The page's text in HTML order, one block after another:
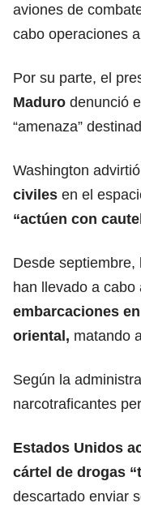
aviones de
cabo operaciones
Por su parte, el
Maduro denunció
“amenaza”
Washington
civiles en el
“actúen con
Desde
han llevado a
embarcaciones
oriental, matando
Según la
narcotraficantes
Estados Unidos
cártel de drogas
descartado enviar